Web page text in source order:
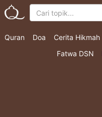
Quran Doa Cerita Hikmah
Fatwa DSN